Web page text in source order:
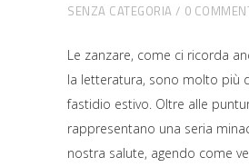
SENZA CATEGORIA
0
Le zanzare, come ci ricorda
la letteratura, sono molto più
fastidio estivo. Oltre alle
rappresentano una seria
nostra salute, agendo come